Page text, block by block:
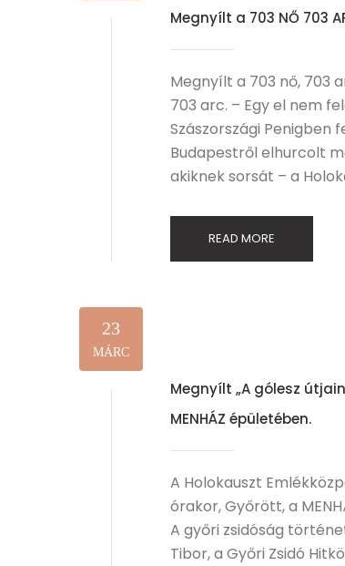
Megnyílt a 703 NŐ 703
Megnyílt a 703 nő, 703
703 arc. – Egy el nem
Szászországi
Budapestről elhurcolt
akiknek sorsát – a
READ MORE
23
MÁRC
Megnyílt „A gólesz
MENHÁZ épületében.
A Holokauszt
órakor, Győrött, a
A győri zsidóság
Tibor, a Győri Zsidó